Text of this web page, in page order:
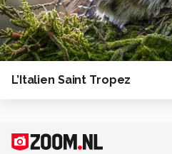
L’Italien Saint Tropez